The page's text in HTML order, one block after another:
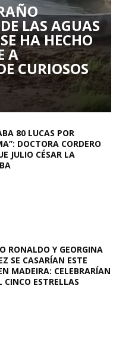
LAS AGUAS
HA HECHO
A
CURIOSOS
80 LUCAS POR
DOCTORA CORDERO
JULIO CÉSAR LA
RONALDO Y GEORGINA
SE CASARÍAN ESTE
MADEIRA: CELEBRARÍAN
CINCO ESTRELLAS